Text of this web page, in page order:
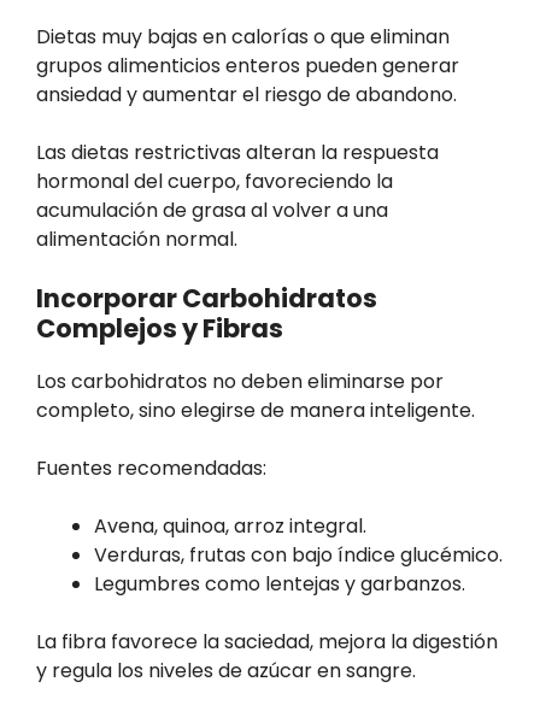
Dietas muy bajas en calorías o que eliminan
grupos alimenticios enteros pueden generar
ansiedad y aumentar el riesgo de abandono.
Las dietas restrictivas alteran la respuesta
hormonal del cuerpo, favoreciendo la
acumulación de grasa al volver a una
alimentación normal.
Incorporar Carbohidratos
Complejos y Fibras
Los carbohidratos no deben eliminarse por
completo, sino elegirse de manera inteligente.
Fuentes recomendadas:
Avena, quinoa, arroz integral.
Verduras, frutas con bajo índice glucémico.
Legumbres como lentejas y garbanzos.
La fibra favorece la saciedad, mejora la digestión
y regula los niveles de azúcar en sangre.